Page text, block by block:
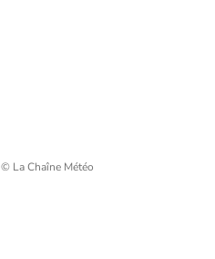
© La Chaîne Météo